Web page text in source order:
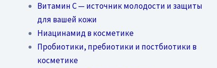
Витамин C — источник молодости и защиты
для вашей кожи
Ниацинамид в косметике
Пробиотики, пребиотики и постбиотики в
косметике